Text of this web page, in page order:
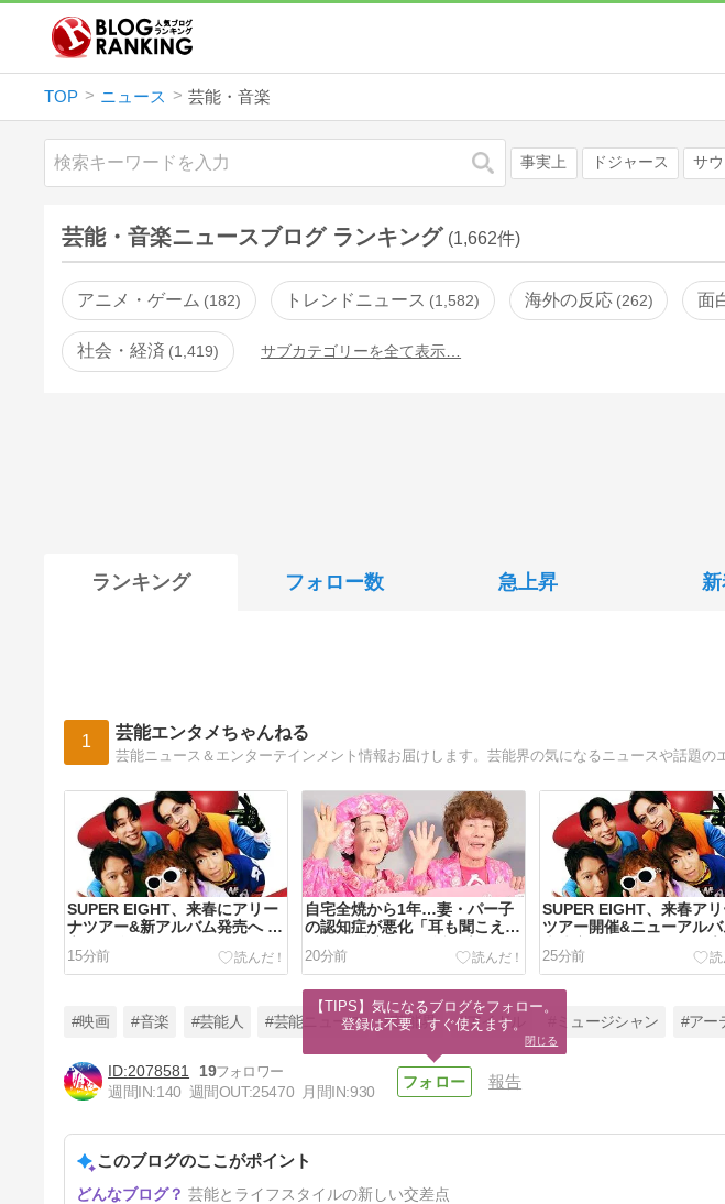
TOP ニュース 芸能・音楽
検索 事実上 ドジャース サ
芸能・音楽ニュースブログ ランキング (1,662件)
アニメ・ゲーム 182 トレンドニュース 1,582 海外の反応 262 面
社会・経済 1,419 サブカテゴリーを全て表示…
ランキング フォロー数 急上昇
1 芸能エンタメちゃんねる
芸能ニュース＆エンターテインメント情報お届けします。芸能界の気になるニュースや話題の
SUPER EIGHT、来春にアリー
ナツアー&新アルバム発売へ 最
ける
15分前
自宅全焼から1年…妻・パー子
の認知症が悪化「耳も聞こえな
「人間が突然変わったみたい
な」
20分前
SUPER EIGHT、来春ア
ツアー開催&ニューアルバ
ズ発表
25分前
然踊ってなかった(笑)」 30周
年に向けたメモリアルツアーが
開幕 4人時代の振付を6人で再
構成
45分前
#映画 #音楽 #芸能人 #芸能ニュース #芸能界 #アイドル #ミュージシャン #アー
2078581
19
週間IN:140 週間OUT:25470 月間IN:930
報告
このブログのここがポイント
芸能とライフスタイルの新しい交差点
【TIPS】気になるブログをフォロー。
登録は不要！すぐ使えます。
閉じる